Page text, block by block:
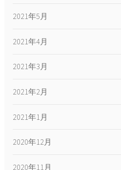
2021年5月
2021年4月
2021年3月
2021年2月
2021年1月
2020年12月
2020年11月